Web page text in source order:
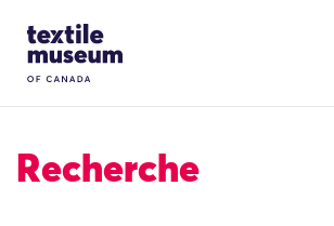
Site Logo
Recherche